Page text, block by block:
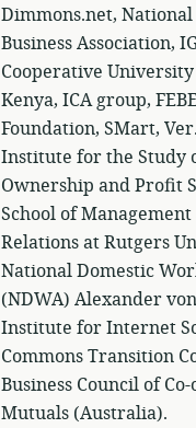
Dimmons.net,
Business Association,
Cooperative
Kenya, ICA group,
Foundation, SMart,
Institute for the Study
Ownership and Profit
School of
Relations at Rutgers
National Domestic
(NDWA) Alexander
Institute for Internet
Commons Transition
Business Council of
Mutuals (Australia).